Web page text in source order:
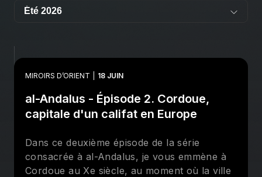
MIROIRS D’ORIENT 18 JUIN
al-Andalus - Épisode 2. Cordoue,
capitale d'un califat en Europe
Dans ce deuxième épisode de la série
consacrée à al-Andalus, je vous emmène à
Cordoue au Xe siècle, au moment où la ville